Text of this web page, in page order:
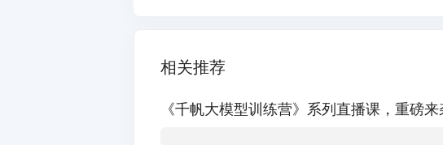
相关推荐
《千帆大模型训练营》系列直播课，重磅来